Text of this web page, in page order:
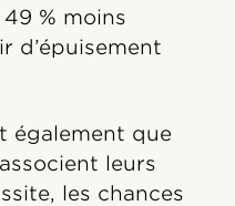
% moins
d’épuisement
également que
leurs
les chances